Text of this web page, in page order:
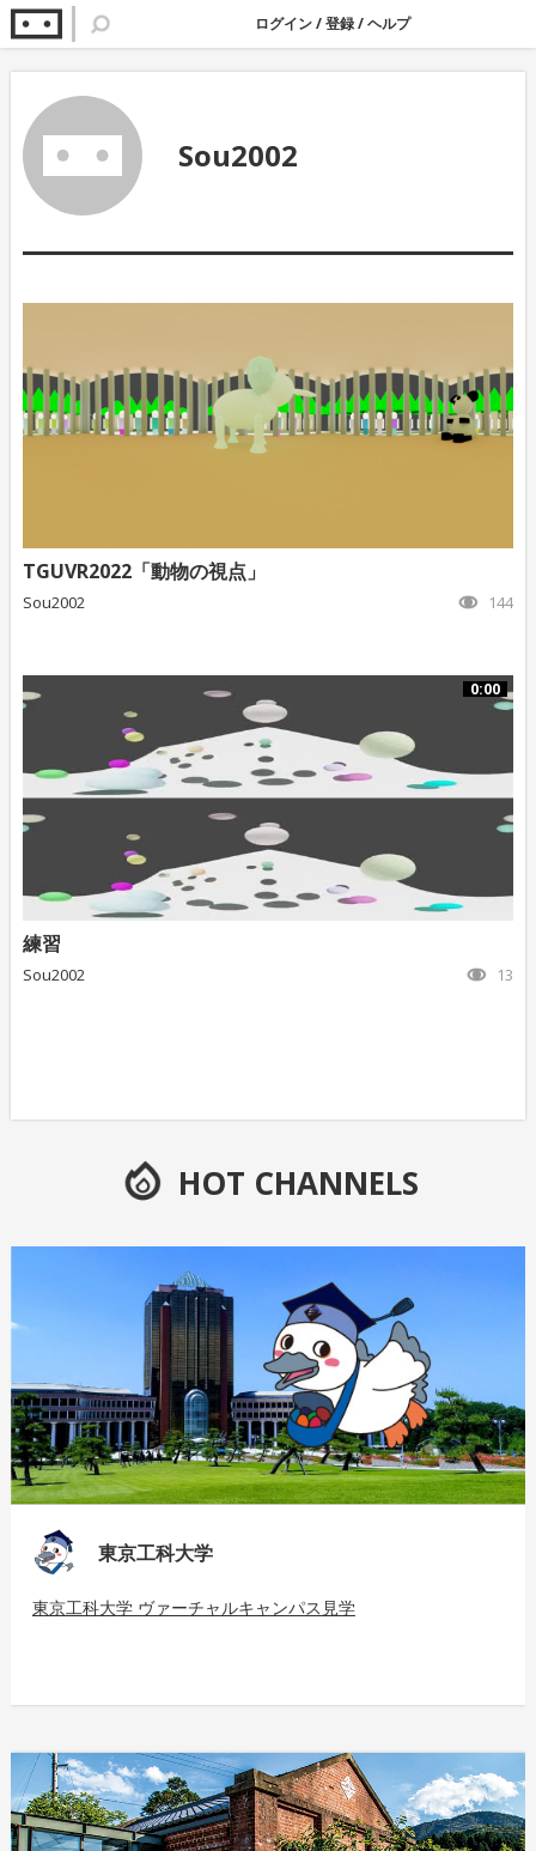
ログイン/登録/ヘルプ
Sou2002
TGUVR2022「動物の視点」
Sou2002 144
0:00
練習
Sou2002 13
HOT CHANNELS
東京工科大学
東京工科大学 ヴァーチャルキャンパス見学